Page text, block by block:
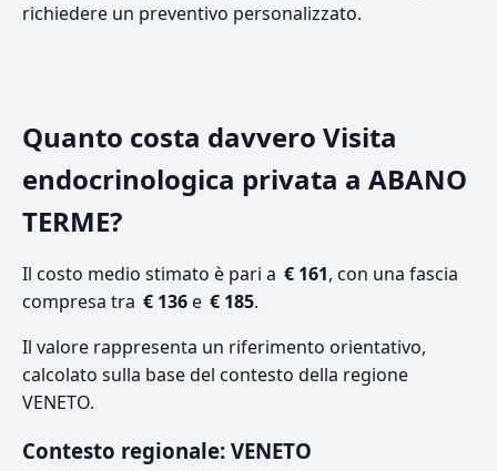
richiedere un preventivo personalizzato.
Quanto costa davvero Visita
endocrinologica privata a ABANO
TERME?
Il costo medio stimato è pari a € 161, con una fascia
compresa tra € 136e € 185.
Il valore rappresenta un riferimento orientativo,
calcolato sulla base del contesto della regione
VENETO.
Contesto regionale: VENETO